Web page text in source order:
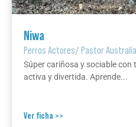
Niwa
Perros Actores/Pastor
Súper cariñosa y sociable
activa y divertida. Aprende...
Ver ficha >>